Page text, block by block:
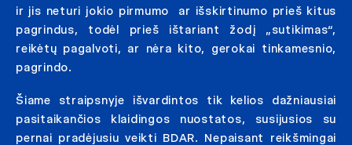
ir jis neturi jokio pirmumo ar išskirtinumo prieš kitus
pagrindus, todėl prieš ištariant žodį „sutikimas“,
reikėtų pagalvoti, ar nėra kito, gerokai tinkamesnio,
pagrindo.
Šiame straipsnyje išvardintos tik kelios dažniausiai
pasitaikančios klaidingos nuostatos, susijusios su
pernai pradėjusiu veikti BDAR. Nepaisant reikšmingai